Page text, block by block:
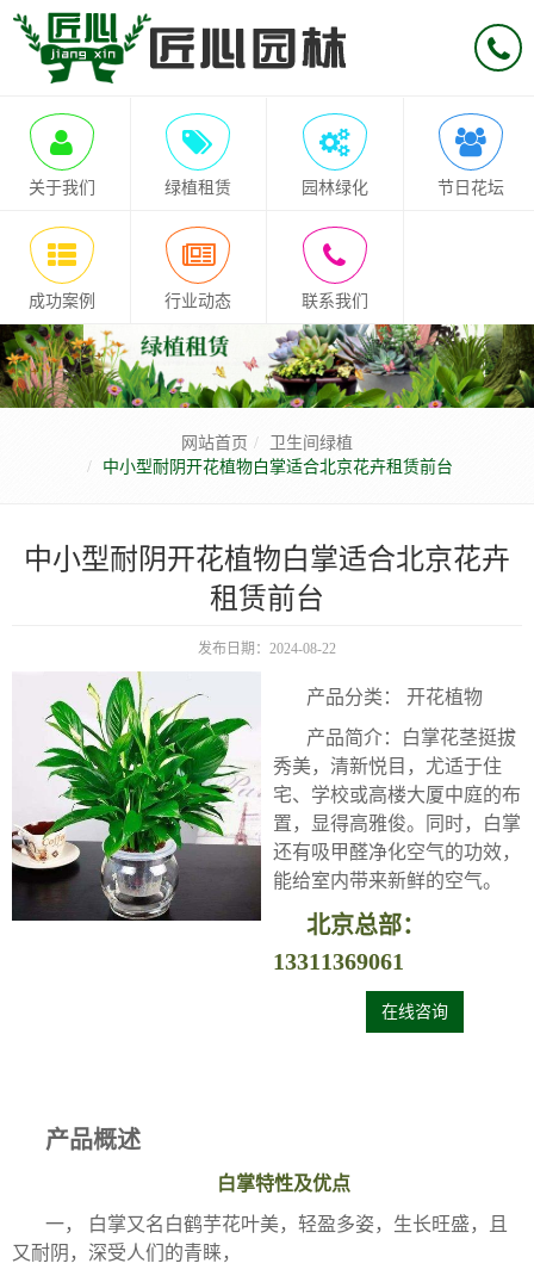
关于我们 绿植租赁 园林绿化 节日花坛
成功案例 行业动态 联系我们
网站首页
卫生间绿植
中小型耐阴开花植物白掌适合北京花卉租赁前台
中小型耐阴开花植物白掌适合北京花卉
租赁前台
发布日期：2024-08-22
产品分类： 开花植物
产品简介：白掌花茎挺拔
秀美，清新悦目，尤适于住
宅、学校或高楼大厦中庭的布
置，显得高雅俊。同时，白掌
还有吸甲醛净化空气的功效，
能给室内带来新鲜的空气。
北京总部：
13311369061
在线咨询
产品概述
白掌特性及优点
一， 白掌又名白鹤芋花叶美，轻盈多姿，生长旺盛，且
又耐阴，深受人们的青睐，